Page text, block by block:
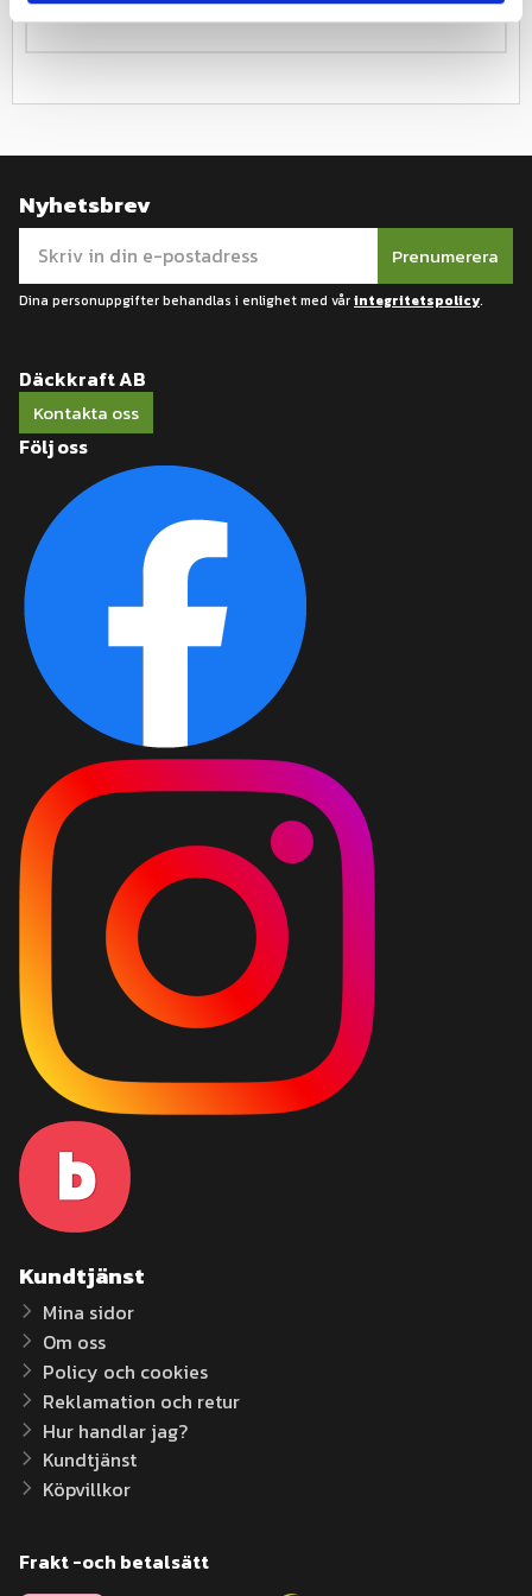
Nyhetsbrev
Prenumerera
Dina personuppgifter behandlas i enlighet med vårintegritetspolicy.
Däckkraft AB
Kontakta oss
Följ oss
Kundtjänst
Mina sidor
Om oss
Policy och cookies
Reklamation och retur
Hur handlar jag?
Kundtjänst
Köpvillkor
Frakt -och betalsätt